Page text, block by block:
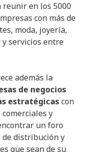
reunir en los 5000
con más de
moda, joyería,
servicios entre
además la
de negocios
estratégicascon
y
un foro
distribución y
que sean de su